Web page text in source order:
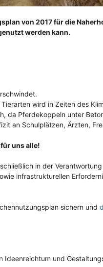
von 2017 für die
werden kann.
wird in Zeiten des
da Pferdekoppeln unter
an Schulplätzen, Ärzten,
uns alle!
in der
infrastrukturellen
sichern und
Ideenreichtum und